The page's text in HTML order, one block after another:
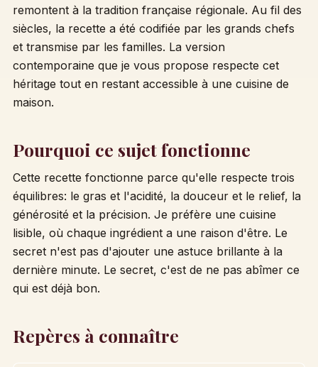
remontent à la tradition française régionale. Au fil des
siècles, la recette a été codifiée par les grands chefs
et transmise par les familles. La version
contemporaine que je vous propose respecte cet
héritage tout en restant accessible à une cuisine de
maison.
Pourquoi ce sujet fonctionne
Cette recette fonctionne parce qu'elle respecte trois
équilibres: le gras et l'acidité, la douceur et le relief, la
générosité et la précision. Je préfère une cuisine
lisible, où chaque ingrédient a une raison d'être. Le
secret n'est pas d'ajouter une astuce brillante à la
dernière minute. Le secret, c'est de ne pas abîmer ce
qui est déjà bon.
Repères à connaître